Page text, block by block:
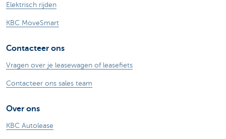
Elektrisch rijden
KBC MoveSmart
Contacteer ons
Vragen over je leasewagen of leasefiets
Contacteer ons sales team
Over ons
KBC Autolease